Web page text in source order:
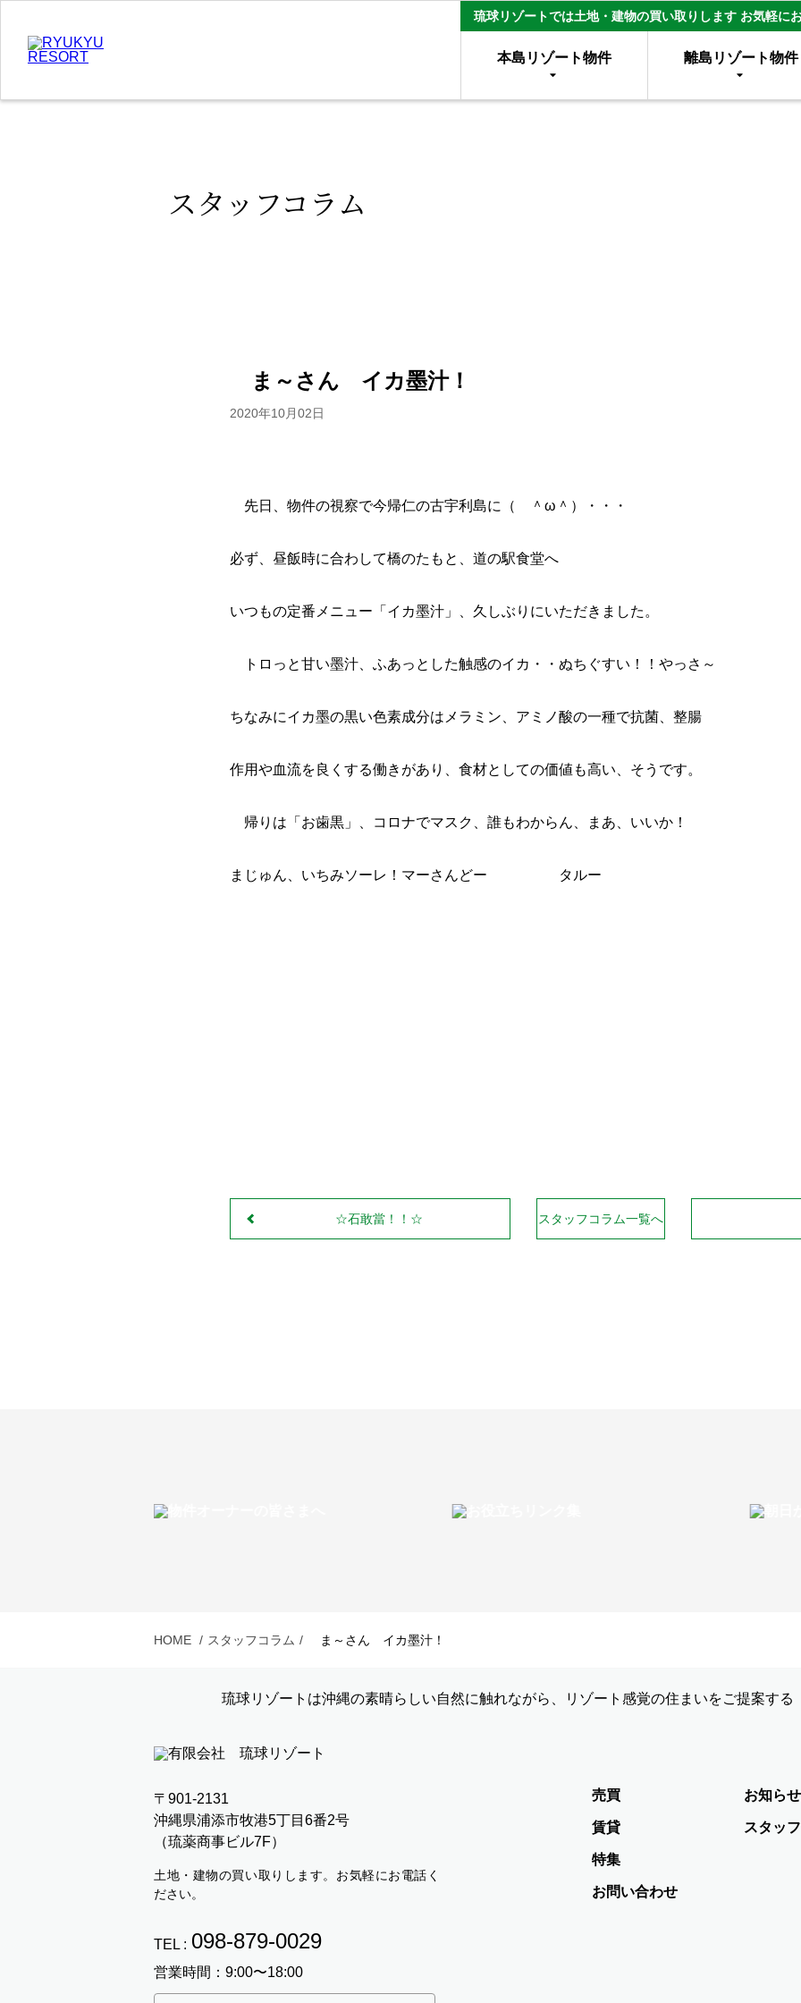
琉球リゾートでは土地・建物の買い取りします お気軽に
本島リゾート物件 離島リゾート物件
スタッフコラム
ま～さん イカ墨汁！
2020年10月02日
先日、物件の視察で今帰仁の古宇利島に（ ＾ω＾）・・・
必ず、昼飯時に合わして橋のたもと、道の駅食堂へ
いつもの定番メニュー「イカ墨汁」、久しぶりにいただきました。
トロっと甘い墨汁、ふあっとした触感のイカ・・ぬちぐすい！！やっさ～
ちなみにイカ墨の黒い色素成分はメラミン、アミノ酸の一種で抗菌、整腸
作用や血流を良くする働きがあり、食材としての価値も高い、そうです。
帰りは「お歯黒」、コロナでマスク、誰もわからん、まあ、いいか！
まじゅん、いちみソーレ！マーさんどー タルー
☆石敢當！！☆ スタッフコラム一覧へ
HOME スタッフコラム ま～さん イカ墨汁！
琉球リゾートは沖縄の素晴らしい自然に触れながら、リゾート感覚の住まいをご提案する
〒901-2131
沖縄県浦添市牧港5丁目6番2号
（琉薬商事ビル7F）
土地・建物の買い取りします。お気軽にお電話く
ださい。
TEL : 098-879-0029
営業時間：9:00〜18:00
売買
賃貸
特集
お問い合わせ
お知らせ
スタッ